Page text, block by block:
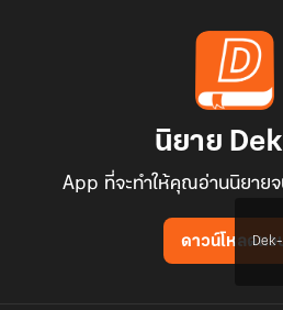
นิยาย
App ที่จะทำให้คุณอ่านนิยาย
ดาวน์โหลดแอ